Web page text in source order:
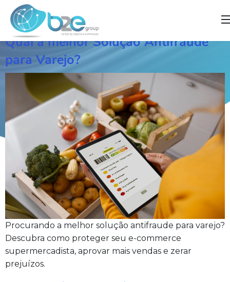
Qual a melhor Solução Antifraude
para Varejo?
Procurando a melhor solução antifraude para varejo?
Descubra como proteger seu e-commerce
supermercadista, aprovar mais vendas e zerar
prejuízos.